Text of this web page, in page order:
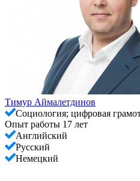
Тимур Аймалетдинов
Социология; цифровая
Опыт работы 17 лет
Английский
Русский
Немецкий